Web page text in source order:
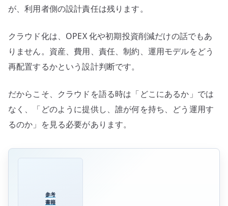
が、利用者側の設計責任は残ります。
クラウド化は、OPEX 化や初期投資削減だけの話でもあ
りません。資産、費用、責任、制約、運用モデルをどう
再配置するかという設計判断です。
だからこそ、クラウドを語る時は「どこにあるか」では
なく、「どのように提供し、誰が何を持ち、どう運用す
るのか」を見る必要があります。
参考
書籍